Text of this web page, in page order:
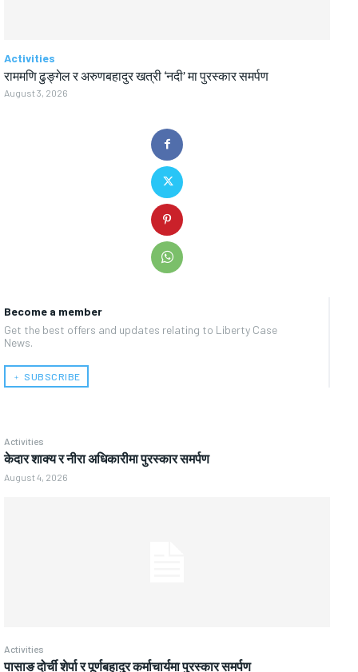
Become a member
Get the best offers and updates relating to Liberty Case
News.
﹢ SUBSCRIBE
Activities
केदार शाक्य र नीरा अधिकारीमा पुरस्कार समर्पण
August 4, 2026
Activities
पासाङ दोर्ची शेर्पा र पूर्णबहादुर कर्माचार्यमा पुरस्कार समर्पण
Activities
राममणि ढुङ्गेल र अरुणबहादुर खत्री ‘नदी’ मा पुरस्कार समर्पण
August 3, 2026